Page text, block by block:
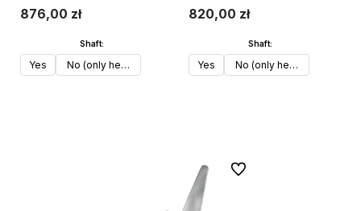
876,00 zł
Shaft:
Yes No (only head)
820,00 zł
Shaft:
Yes No (only head)
Do ulubionych